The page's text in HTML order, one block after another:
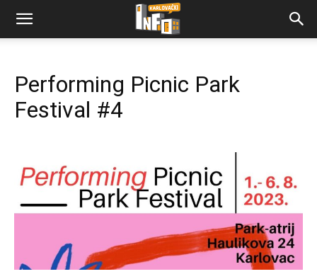
Performing Picnic Park
Festival #4